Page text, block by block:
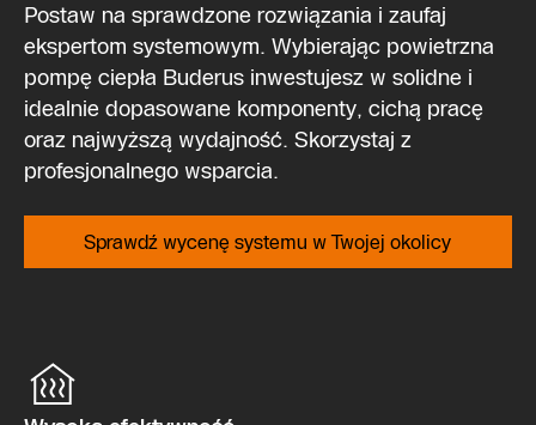
Postaw na sprawdzone rozwiązania i zaufaj
ekspertom systemowym. Wybierając powietrzna
pompę ciepła Buderus inwestujesz w solidne i
idealnie dopasowane komponenty, cichą pracę
oraz najwyższą wydajność. Skorzystaj z
profesjonalnego wsparcia.
Sprawdź wycenę systemu w Twojej okolicy